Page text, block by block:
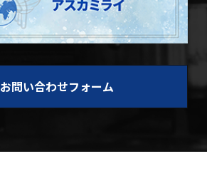
お問い合わせフォーム